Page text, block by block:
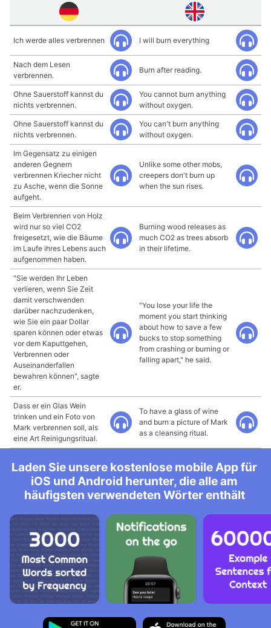
Ich werde alles verbrennen I will burn everything
Nach dem Lesen
verbrennen.
Burn after reading.
Ohne Sauerstoff kannst du
nichts verbrennen.
You cannot burn anything
without oxygen.
Ohne Sauerstoff kannst du
nichts verbrennen.
You can't burn anything
without oxygen.
Im Gegensatz zu einigen
anderen Gegnern
verbrennen Kriecher nicht
zu Asche, wenn die Sonne
aufgeht.
Unlike some other mobs,
creepers don't burn up
when the sun rises.
Beim Verbrennen von Holz
wird nur so viel CO2
freigesetzt, wie die Bäume
im Laufe ihres Lebens auch
aufgenommen haben.
Burning wood releases as
much CO2 as trees absorb
in their lifetime.
"Sie werden Ihr Leben
verlieren, wenn Sie Zeit
damit verschwenden
darüber nachzudenken,
wie Sie ein paar Dollar
sparen können oder etwas
vor dem Kaputtgehen,
Verbrennen oder
Auseinanderfallen
bewahren können", sagte
er.
"You lose your life the
moment you start thinking
about how to save a few
bucks to stop something
from crashing or burning or
falling apart," he said.
Dass er ein Glas Wein
trinken und ein Foto von
Mark verbrennen soll, als
eine Art Reinigungsritual.
To have a glass of wine
and burn a picture of Mark
as a cleansing ritual.
Laden Sie unsere kostenlose mobile App für
iOS und Android herunter, die alle am
häufigsten verwendeten Wörter enthält